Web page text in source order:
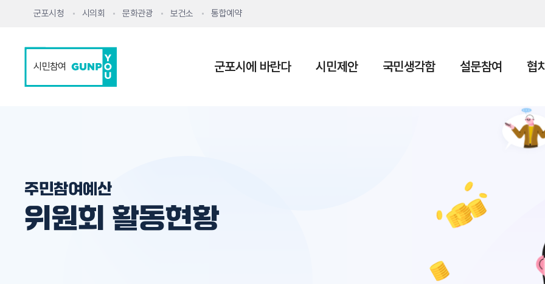
군포시청 시의회 문화관광 보건소 통합예약
시민참여 군포시에 바란다 시민제안 국민생각함 설문참여 협
주민참여예산
위원회 활동현황